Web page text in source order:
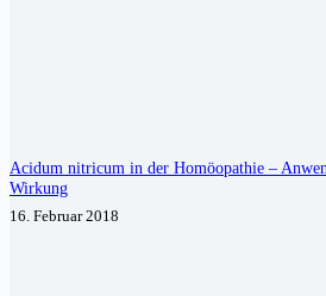
Acidum nitricum in der Homöopathie –
Wirkung
16. Februar 2018